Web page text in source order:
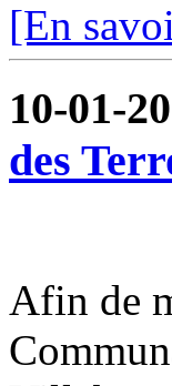
[En
10-01-
des
Afin de